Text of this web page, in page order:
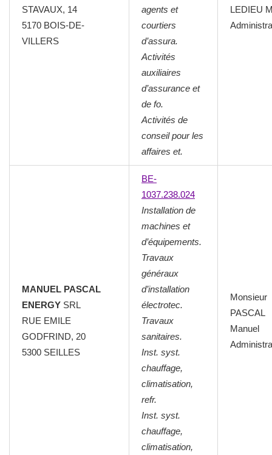
STAVAUX, 14
5170 BOIS-DE-
VILLERS
agents et
courtiers
d’assura.
Activités
auxiliaires
d’assurance et
de fo.
Activités de
conseil pour les
affaires et.
LEDIEU
MANUEL PASCAL
ENERGY SRL
RUE EMILE
GODFRIND, 20
5300 SEILLES
BE-
1037.238.024
Installation de
machines et
d’équipements.
Travaux
généraux
d’installation
électrotec.
Travaux
sanitaires.
Inst. syst.
chauffage,
climatisation,
refr.
Inst. syst.
chauffage,
climatisation,
Monsieur
PASCAL
Manuel